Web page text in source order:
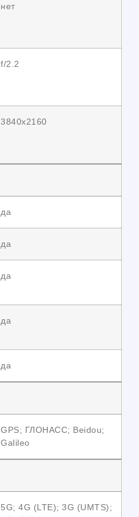
нет
f/2.2
3840х2160
да
да
да
да
да
GPS; ГЛОНАСС; Beidou;
Galileo
5G; 4G (LTE); 3G (UMTS);